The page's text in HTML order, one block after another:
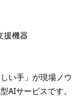
援機器
い手」が現場ノウ
AIサービスです。